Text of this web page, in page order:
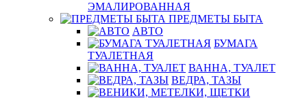
ЭМАЛИРОВАННАЯ
ПРЕДМЕТЫ БЫТА
АВТО
БУМАГА
ТУАЛЕТНАЯ
ВАННА, ТУАЛЕТ
ВЕДРА, ТАЗЫ